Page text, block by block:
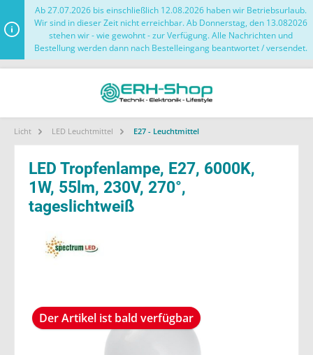
Ab 27.07.2026 bis einschließlich 12.08.2026 haben wir Betriebsurlaub.
Wir sind in dieser Zeit nicht erreichbar. Ab Donnerstag, den 13.082026
stehen wir - wie gewohnt - zur Verfügung. Alle Nachrichten und
Bestellung werden dann nach Bestelleingang beantwortet / versendet.
Licht LED Leuchtmittel E27 - Leuchtmittel
LED Tropfenlampe, E27, 6000K,
1W, 55lm, 230V, 270°,
tageslichtweiß
Der Artikel ist bald verfügbar